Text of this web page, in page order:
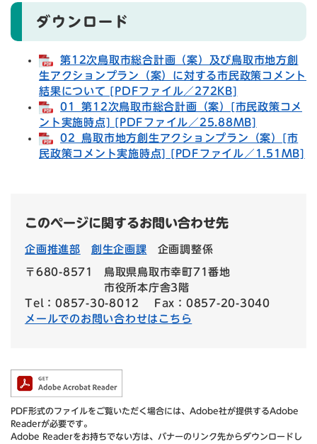
ダウンロード
第12次鳥取市総合計画（案）及び鳥取市地方創
生アクションプラン（案）に対する市民政策コメント
結果について [PDFファイル／272KB]
01_第12次鳥取市総合計画（案）[市民政策コメ
ント実施時点] [PDFファイル／25.88MB]
02_鳥取市地方創生アクションプラン（案）[市
民政策コメント実施時点] [PDFファイル／1.51MB]
このページに関するお問い合わせ先
企画推進部 創生企画課 企画調整係
〒680-8571
鳥取県鳥取市幸町71番地
市役所本庁舎3階
Tel：0857-30-8012
Fax：0857-20-3040
メールでのお問い合わせはこちら
PDF形式のファイルをご覧いただく場合には、Adobe社が提供するAdobe
Readerが必要です。
Adobe Readerをお持ちでない方は、バナーのリンク先からダウンロードし